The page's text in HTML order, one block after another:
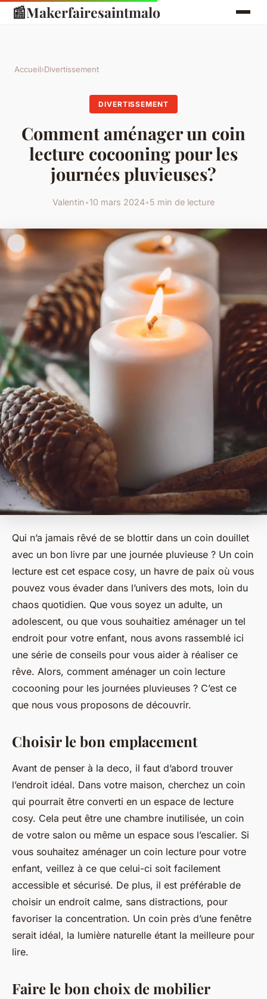
📰Makerfairesaintmalo
Accueil›Divertissement
DIVERTISSEMENT
Comment aménager un coin
lecture cocooning pour les
journées pluvieuses?
Valentin•10 mars 2024•5 min de lecture
Qui n’a jamais rêvé de se blottir dans un coin douillet
avec un bon livre par une journée pluvieuse ? Un coin
lecture est cet espace cosy, un havre de paix où vous
pouvez vous évader dans l’univers des mots, loin du
chaos quotidien. Que vous soyez un adulte, un
adolescent, ou que vous souhaitiez aménager un tel
endroit pour votre enfant, nous avons rassemblé ici
une série de conseils pour vous aider à réaliser ce
rêve. Alors, comment aménager un coin lecture
cocooning pour les journées pluvieuses ? C’est ce
que nous vous proposons de découvrir.
Choisir le bon emplacement
Avant de penser à la deco, il faut d’abord trouver
l’endroit idéal. Dans votre maison, cherchez un coin
qui pourrait être converti en un espace de lecture
cosy. Cela peut être une chambre inutilisée, un coin
de votre salon ou même un espace sous l’escalier. Si
vous souhaitez aménager un coin lecture pour votre
enfant, veillez à ce que celui-ci soit facilement
accessible et sécurisé. De plus, il est préférable de
choisir un endroit calme, sans distractions, pour
favoriser la concentration. Un coin près d’une fenêtre
serait idéal, la lumière naturelle étant la meilleure pour
lire.
Faire le bon choix de mobilier